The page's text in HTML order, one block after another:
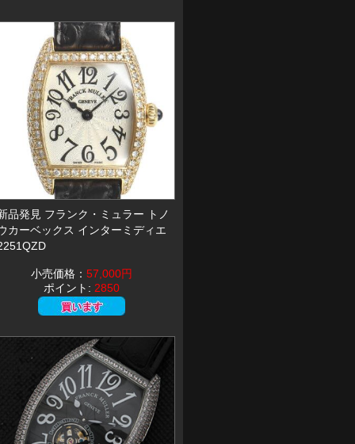
品発見 フランク・ミュラー トノ
カーベックス インターミディエ
小売価格： 57,000円
ポイント: 2850